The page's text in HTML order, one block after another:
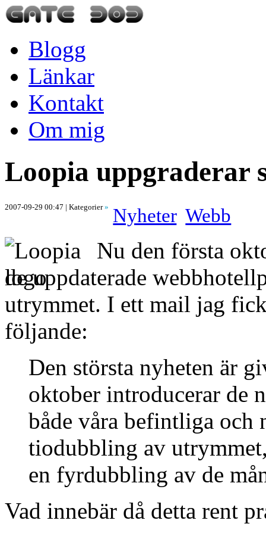
Blogg
Länkar
Kontakt
Om mig
Loopia uppgraderar
2007-09-29 00:47 | Kategorier» Nyheter Webb
Nu den första
de uppdaterade
utrymmet. I ett mail jag
följande:
Den största nyheten är
oktober introducerar de
både våra befintliga och
tiodubbling av
en fyrdubbling av de
Vad innebär då detta rent